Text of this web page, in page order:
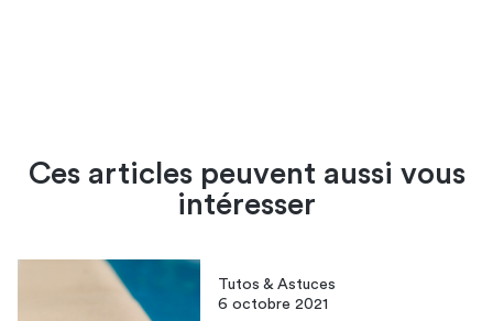
Ces articles peuvent aussi vous
intéresser
Tutos & Astuces
6 octobre 2021